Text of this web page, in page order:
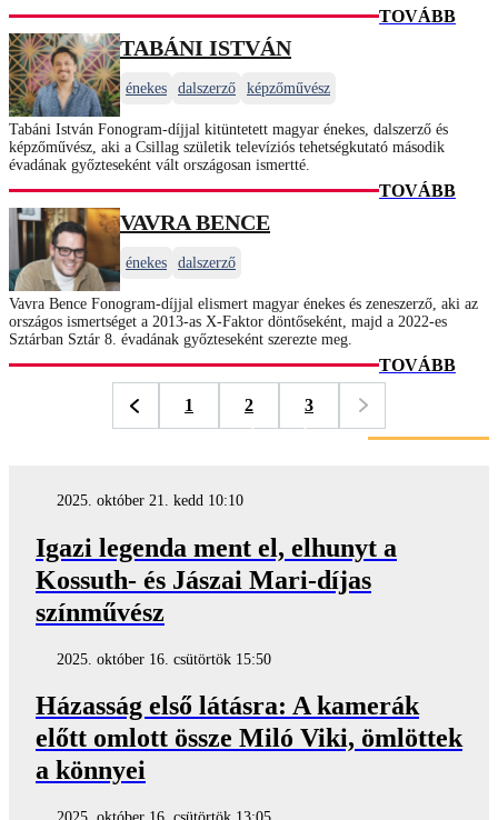
TOVÁBB
TABÁNI ISTVÁN
énekes dalszerző képzőművész
Tabáni István Fonogram-díjjal kitüntetett magyar énekes, dalszerző és
képzőművész, aki a Csillag születik televíziós tehetségkutató második
évadának győzteseként vált országosan ismertté.
TOVÁBB
VAVRA BENCE
énekes dalszerző
Vavra Bence Fonogram-díjjal elismert magyar énekes és zeneszerző, aki az
országos ismertséget a 2013-as X-Faktor döntőseként, majd a 2022-es
Sztárban Sztár 8. évadának győzteseként szerezte meg.
TOVÁBB
1 2 3
LEGFRISSEBB SZTÁRHÍREK
2025. október 21. kedd 10:10
Igazi legenda ment el, elhunyt a
Kossuth- és Jászai Mari-díjas
színművész
2025. október 16. csütörtök 15:50
Házasság első látásra: A kamerák
előtt omlott össze Miló Viki, ömlöttek
a könnyei